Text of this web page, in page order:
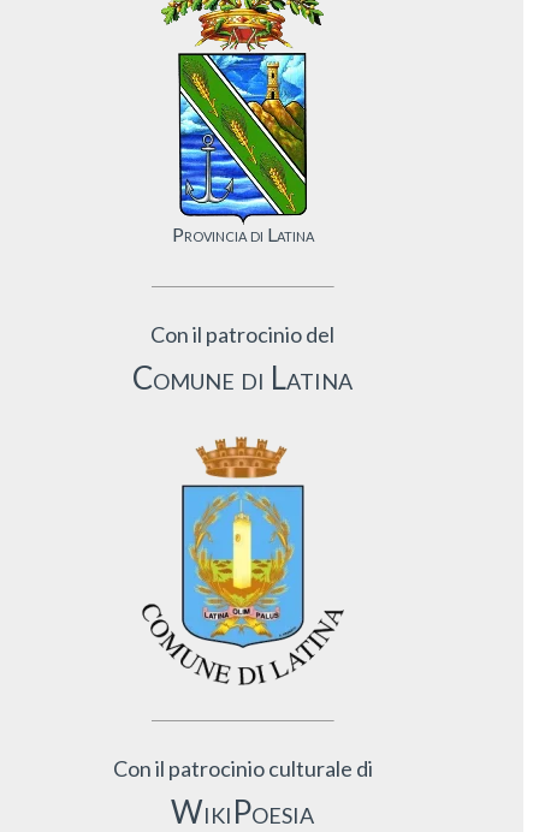
Provincia di Latina
Con il patrocinio del
Comune di Latina
Con il patrocinio culturale di
WikiPoesia